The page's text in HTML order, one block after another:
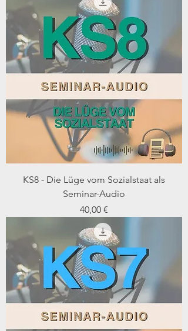
KS8 - Die Lüge vom Sozialstaat als
Seminar-Audio
Preis
40,00 €